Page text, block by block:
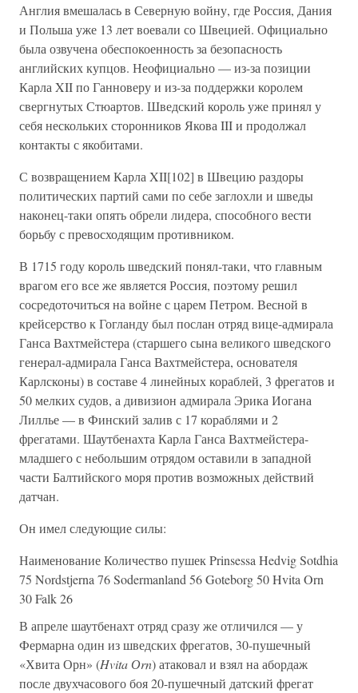
Англия вмешалась в Северную войну, где Россия, Дания
и Польша уже 13 лет воевали со Швецией. Официально
была озвучена обеспокоенность за безопасность
английских купцов. Неофициально — из-за позиции
Карла XII по Ганноверу и из-за поддержки королем
свергнутых Стюартов. Шведский король уже принял у
себя нескольких сторонников Якова III и продолжал
контакты с якобитами.
С возвращением Карла XII[102] в Швецию раздоры
политических партий сами по себе заглохли и шведы
наконец-таки опять обрели лидера, способного вести
борьбу с превосходящим противником.
В 1715 году король шведский понял-таки, что главным
врагом его все же является Россия, поэтому решил
сосредоточиться на войне с царем Петром. Весной в
крейсерство к Гогланду был послан отряд вице-адмирала
Ганса Вахтмейстера (старшего сына великого шведского
генерал-адмирала Ганса Вахтмейстера, основателя
Карлсконы) в составе 4 линейных кораблей, 3 фрегатов и
50 мелких судов, а дивизион адмирала Эрика Иогана
Лиллье — в Финский залив с 17 кораблями и 2
фрегатами. Шаутбенахта Карла Ганса Вахтмейстера-
младшего с небольшим отрядом оставили в западной
части Балтийского моря против возможных действий
датчан.
Он имел следующие силы:
Наименование Количество пушек Prinsessa Hedvig Sotdhia
75 Nordstjerna 76 Sodermanland 56 Goteborg 50 Hvita Orn
30 Falk 26
В апреле шаутбенахт отряд сразу же отличился — у
Фермарна один из шведских фрегатов, 30-пушечный
«Хвита Орн» (Hvita Оrn) атаковал и взял на абордаж
после двухчасового боя 20-пушечный датский фрегат